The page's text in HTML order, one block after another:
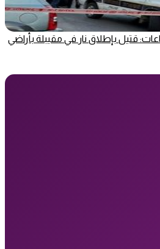
قتيل بإطلاق نار في مقيبلة بأراضي